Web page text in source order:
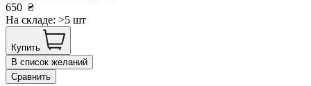
650 ₴
На складе: >5 шт
Купить
В список желаний
Сравнить